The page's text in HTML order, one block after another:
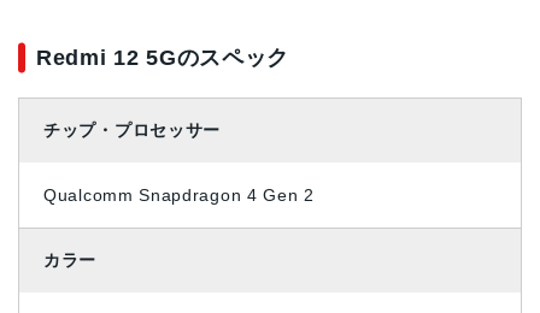
Redmi 12 5Gのスペック
チップ・プロセッサー
Qualcomm Snapdragon 4 Gen 2
カラー